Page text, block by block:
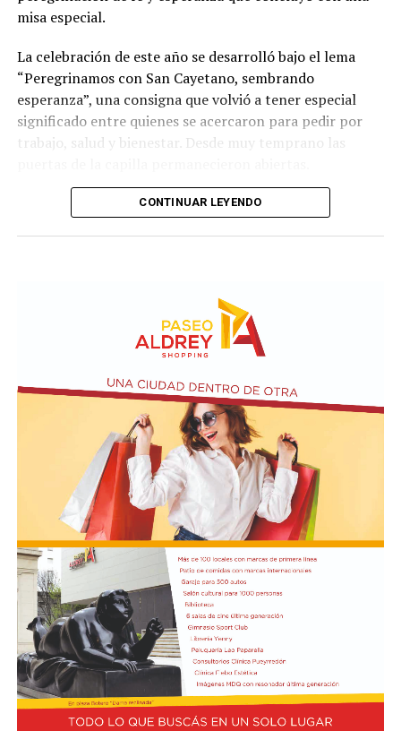
misa especial.
La celebración de este año se desarrolló bajo el lema
“Peregrinamos con San Cayetano, sembrando
esperanza”, una consigna que volvió a tener especial
significado entre quienes se acercaron para pedir por
trabajo, salud y bienestar. Desde muy temprano las
La imagen del santo salió del santuario de Moreno al
6700 y fue acompañada por una multitud que recorrió
En paralelo, distintos gremios y organizaciones sociales
se sumaron bajo las consignas de paz, pan, tierra, techo
desocupados.
CONTINUAR LEYENDO